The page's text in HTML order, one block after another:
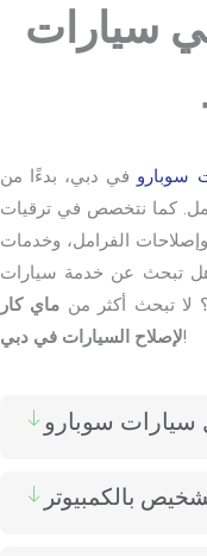
سيارات
سوبارو في دبي، بدءًا من
كما نتخصص في ترقيات
الفرامل، وخدمات
هل تبحث عن خدمة سيارات
لا تبحث أكثر من ماي كار
لإصلاح السيارات في دبي!
سيارات سوبارو
بالكمبيوتر